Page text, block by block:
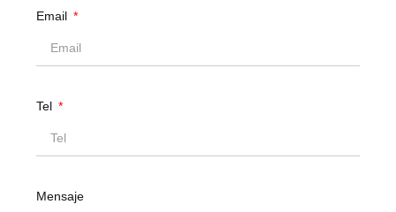
Email
Tel
Mensaje